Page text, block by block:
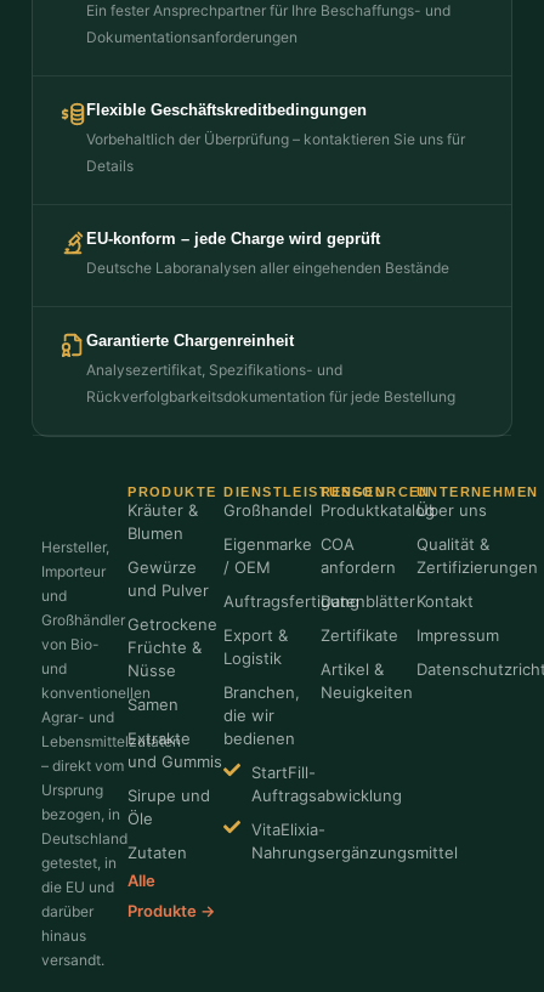
Ein fester Ansprechpartner für Ihre Beschaffungs- und
Dokumentationsanforderungen
Flexible Geschäftskreditbedingungen
Vorbehaltlich der Überprüfung – kontaktieren Sie uns für
Details
EU-konform – jede Charge wird geprüft
Deutsche Laboranalysen aller eingehenden Bestände
Garantierte Chargenreinheit
Analysezertifikat, Spezifikations- und
Rückverfolgbarkeitsdokumentation für jede Bestellung
Hersteller,
Importeur
und
Großhändler
von Bio-
und
konventionellen
Agrar- und
Lebensmittelzutaten
– direkt vom
Ursprung
bezogen, in
Deutschland
getestet, in
die EU und
darüber
hinaus
versandt.
PRODUKTE
Kräuter &
Blumen
Gewürze
und Pulver
Getrockene
Früchte &
Nüsse
Samen
Extrakte
und Gummis
Sirupe und
Öle
Zutaten
Alle
Produkte →
DIENSTLEISTUNGEN
Großhandel
Eigenmarke
/ OEM
Auftragsfertigung
Export &
Logistik
Branchen,
die wir
bedienen
StartFill-
Auftragsabwicklung
VitaElixia-
Nahrungsergänzungsmittel
RESSOURCEN
Produktkatalog
COA
anfordern
Datenblätter
Zertifikate
Artikel &
Neuigkeiten
UNTERNEHMEN
Über uns
Qualität &
Zertifizierungen
Kontakt
Impressum